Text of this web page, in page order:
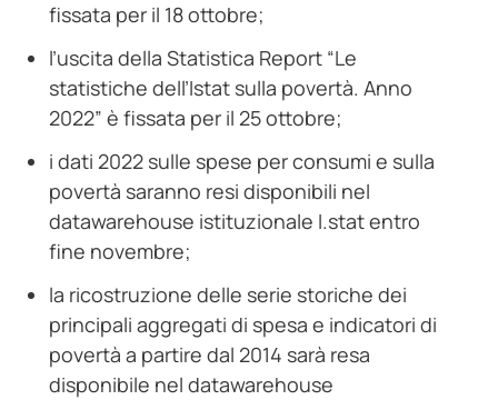
fissata per il 18 ottobre;
l’uscita della Statistica Report “Le
statistiche dell’Istat sulla povertà. Anno
2022” è fissata per il 25 ottobre;
i dati 2022 sulle spese per consumi e sulla
povertà saranno resi disponibili nel
datawarehouse istituzionale I.stat entro
fine novembre;
la ricostruzione delle serie storiche dei
principali aggregati di spesa e indicatori di
povertà a partire dal 2014 sarà resa
disponibile nel datawarehouse